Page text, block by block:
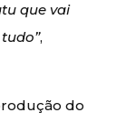
que vai
,
do